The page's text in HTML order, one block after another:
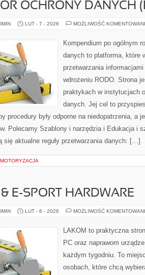
OCHRONY DANYCH
LUT - 7 - 2026 MOŻLIWOŚĆ
Kompendium po ogólnym
danych to platforma, które
przetwarzania
wdrożeniu RODO. Strona
praktykach w instytucjach
danych. Jej cel to
procedury były odporne na niedopatrzenia, a
Polecamy Szablony i narzędzia i Edukacja i
się aktualne reguły przetwarzania danych: […]
MOTORYZACJA
E-SPORT HARDWARE
LUT - 6 - 2026 MOŻLIWOŚĆ
LAKOM to praktyczna
PC oraz naprawom
każdym tygodniu. To
osobach, które chcą